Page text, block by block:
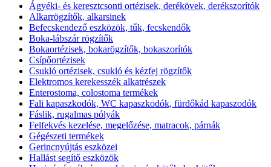
Ágyéki- és keresztcsonti ortézisek, derékövek, derékszorítók
Alkarrögzítők, alkarsinek
Befecskendező eszközök, tűk, fecskendők
Boka-lábszár rögzítők
Bokaortézisek, bokarögzítők, bokaszorítók
Csípőortézisek
Csukló ortézisek, csukló és kézfej rögzítők
Elektromos kerekesszék alkatrészek
Enterostoma, colostoma termékek
Fali kapaszkodók, WC kapaszkodók, fürdőkád kapaszodók
Fáslik, rugalmas pólyák
Felfekvés kezelése, megelőzése, matracok, párnák
Gégészeti termékek
Gerincnyújtás eszközei
Hallást segítő eszközök